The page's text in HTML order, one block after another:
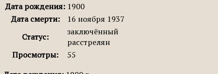
Дата рождения: 1900
Дата смерти:
16 ноября 1937
Статус:
заключённый
расстрелян
Просмотры:
55